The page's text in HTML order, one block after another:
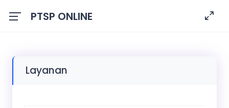
PTSP ONLINE
Layanan